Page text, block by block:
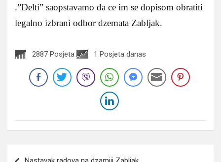
.”Delti” saopstavamo da ce im se dopisom obratiti
legalno izbrani odbor dzemata Zabljak.
2887 Posjeta 1 Posjeta danas